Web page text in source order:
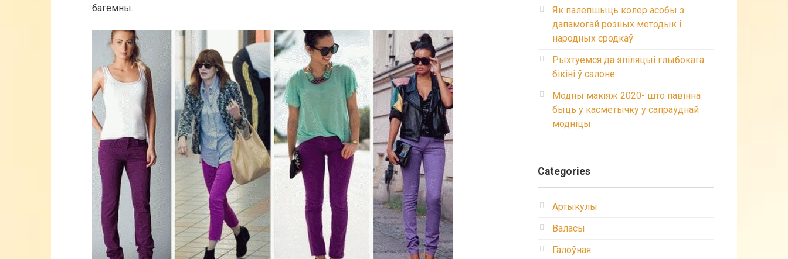
багемны.
Як палепшыць колер асобы з
дапамогай розных методык і
народных сродкаў
Рыхтуемся да эпіляцыі глыбокага
бікіні ў салоне
Модны макіяж 2020- што павінна
быць у касметычку у сапраўднай
модніцы
Categories
Артыкулы
Валасы
Галоўная